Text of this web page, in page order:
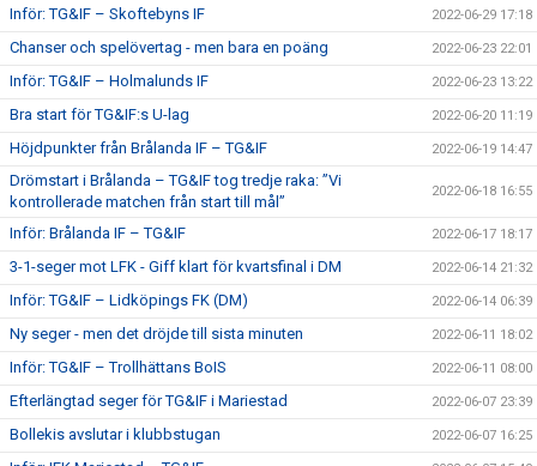
Inför: TG&IF – Skoftebyns IF 2022-06-29 17:18
Chanser och spelövertag - men bara en poäng 2022-06-23 22:01
Inför: TG&IF – Holmalunds IF 2022-06-23 13:22
Bra start för TG&IF:s U-lag 2022-06-20 11:19
Höjdpunkter från Brålanda IF – TG&IF 2022-06-19 14:47
Drömstart i Brålanda – TG&IF tog tredje raka: ”Vi
kontrollerade matchen från start till mål”
2022-06-18 16:55
Inför: Brålanda IF – TG&IF 2022-06-17 18:17
3-1-seger mot LFK - Giff klart för kvartsfinal i DM 2022-06-14 21:32
Inför: TG&IF – Lidköpings FK (DM) 2022-06-14 06:39
Ny seger - men det dröjde till sista minuten 2022-06-11 18:02
Inför: TG&IF – Trollhättans BoIS 2022-06-11 08:00
Efterlängtad seger för TG&IF i Mariestad 2022-06-07 23:39
Bollekis avslutar i klubbstugan 2022-06-07 16:25